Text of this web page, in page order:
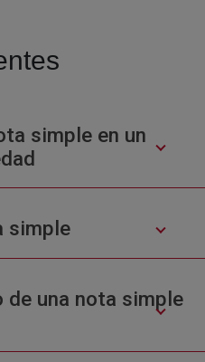
simple en un
simple
de una nota simple